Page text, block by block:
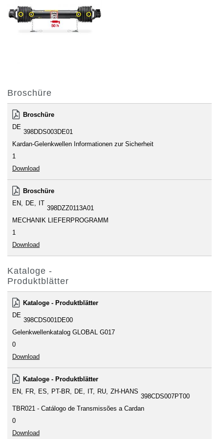
Broschüre
Broschüre
DE
398DDS003DE01
Kardan-Gelenkwellen Informationen zur Sicherheit
1
Download
Broschüre
EN
DE IT
398DZZ0113A01
MECHANIK LIEFERPROGRAMM
1
Download
Kataloge -
Produktblätter
Kataloge - Produktblätter
DE
398CDS001DE00
Gelenkwellenkatalog GLOBAL G017
0
Download
Kataloge - Produktblätter
EN
FR ES PT-BR DE IT RU ZH-HANS
398CDS007PT00
TBR021 - Catálogo de Transmissões a Cardan
0
Download